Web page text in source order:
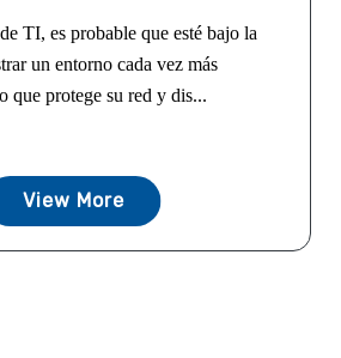
TI, es probable que esté bajo la
un entorno cada vez más
que protege su red y dis...
View More